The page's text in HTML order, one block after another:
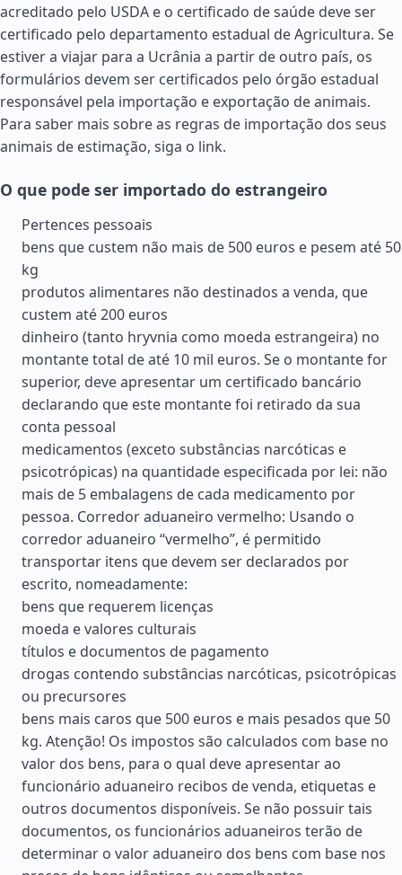
acreditado pelo USDA e o certificado de saúde deve ser
certificado pelo departamento estadual de Agricultura. Se
estiver a viajar para a Ucrânia a partir de outro país, os
formulários devem ser certificados pelo órgão estadual
responsável pela importação e exportação de animais.
Para saber mais sobre as regras de importação dos seus
animais de estimação, siga o link.
O que pode ser importado do estrangeiro
Pertences pessoais
bens que custem não mais de 500 euros e pesem até 50
kg
produtos alimentares não destinados a venda, que
custem até 200 euros
dinheiro (tanto hryvnia como moeda estrangeira) no
montante total de até 10 mil euros. Se o montante for
superior, deve apresentar um certificado bancário
declarando que este montante foi retirado da sua
conta pessoal
medicamentos (exceto substâncias narcóticas e
psicotrópicas) na quantidade especificada por lei: não
mais de 5 embalagens de cada medicamento por
pessoa. Corredor aduaneiro vermelho: Usando o
corredor aduaneiro “vermelho”, é permitido
transportar itens que devem ser declarados por
escrito, nomeadamente:
bens que requerem licenças
moeda e valores culturais
títulos e documentos de pagamento
drogas contendo substâncias narcóticas, psicotrópicas
ou precursores
bens mais caros que 500 euros e mais pesados que 50
kg. Atenção! Os impostos são calculados com base no
valor dos bens, para o qual deve apresentar ao
funcionário aduaneiro recibos de venda, etiquetas e
outros documentos disponíveis. Se não possuir tais
documentos, os funcionários aduaneiros terão de
determinar o valor aduaneiro dos bens com base nos